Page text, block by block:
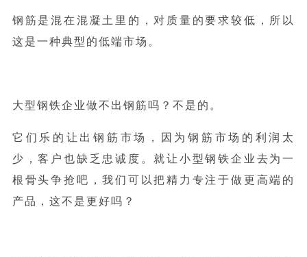
钢筋是混在混凝土里的，对质量的要求较低，所以
这是一种典型的低端市场。
大型钢铁企业做不出钢筋吗？不是的。
它们乐的让出钢筋市场，因为钢筋市场的利润太
少，客户也缺乏忠诚度。就让小型钢铁企业去为一
根骨头争抢吧，我们可以把精力专注于做更高端的
产品，这不是更好吗？